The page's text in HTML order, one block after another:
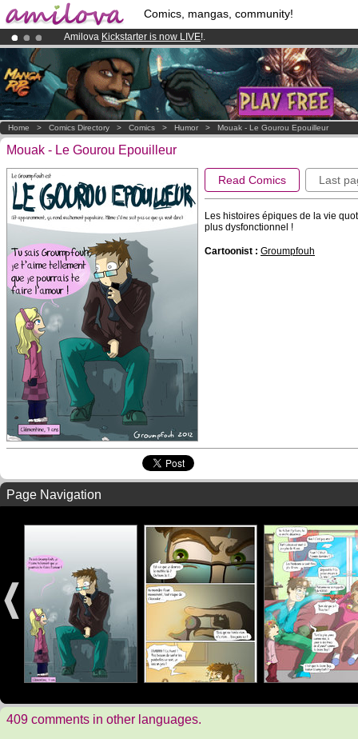
Comics, mangas, community!
Amilova Kickstarter is now LIVE!.
Premium membership from3.95 eurosper month !Get membership
Already 134393 membersand 1208 comics & mangas!.
Home > Comics Directory > Comics > Humor > Mouak - Le Gourou Epouilleur
Mouak - Le Gourou Epouilleur
Read Comics Last
Les histoires épiques de la vie
plus dysfonctionnel !
Cartoonist : Groumpfouh
Page Navigation
409 comments in other languages.